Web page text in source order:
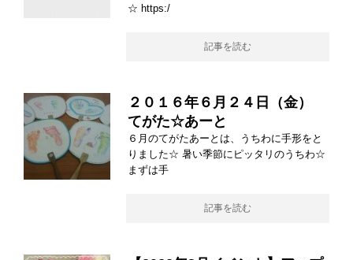
☆ https:/
記事を読む
２０１６年６月２４日（金）
てがた☆あーと
６月のてがたあーとは、うちわに手形をと
りました☆ 暑い季節にピッタリのうちわ☆
まずは手
記事を読む